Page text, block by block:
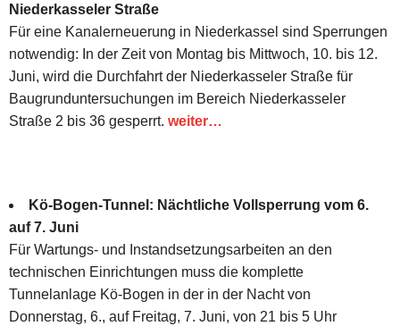
Niederkasseler Straße
Für eine Kanalerneuerung in Niederkassel sind Sperrungen
notwendig: In der Zeit von Montag bis Mittwoch, 10. bis 12.
Juni, wird die Durchfahrt der Niederkasseler Straße für
Baugrunduntersuchungen im Bereich Niederkasseler
Straße 2 bis 36 gesperrt. weiter…
Kö-Bogen-Tunnel: Nächtliche Vollsperrung vom 6.
auf 7. Juni
Für Wartungs- und Instandsetzungsarbeiten an den
technischen Einrichtungen muss die komplette
Tunnelanlage Kö-Bogen in der in der Nacht von
Donnerstag, 6., auf Freitag, 7. Juni, von 21 bis 5 Uhr